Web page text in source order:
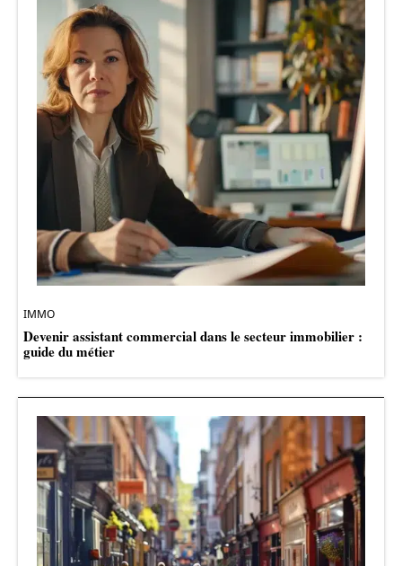
IMMO
Devenir assistant commercial dans le secteur immobilier :
guide du métier